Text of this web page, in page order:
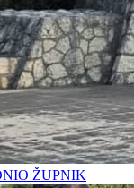
ŽUPNIK